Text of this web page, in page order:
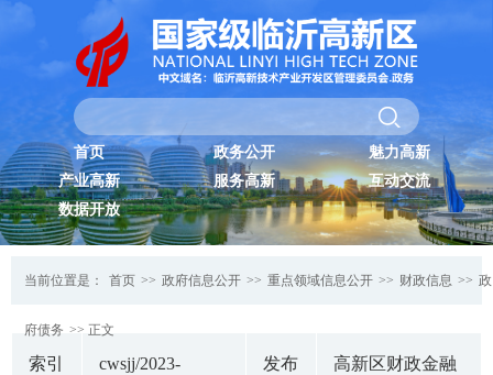
首页 政务公开
魅力高新
产业高新
服务高新
互动交流
数据开放
当前位置是： 首页 >> 政府信息公开 >> 重点领域信息公开 >> 财政信息 >> 政
府债务 >> 正文
索引 cwsjj/2023- 发布 高新区财政金融